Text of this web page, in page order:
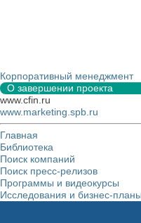
Корпоративный менеджмент
О завершении проекта
www.cfin.ru
www.marketing.spb.ru
Главная
Библиотека
Поиск компаний
Поиск пресс-релизов
Программы и видеокурсы
Исследования и бизнес-планы